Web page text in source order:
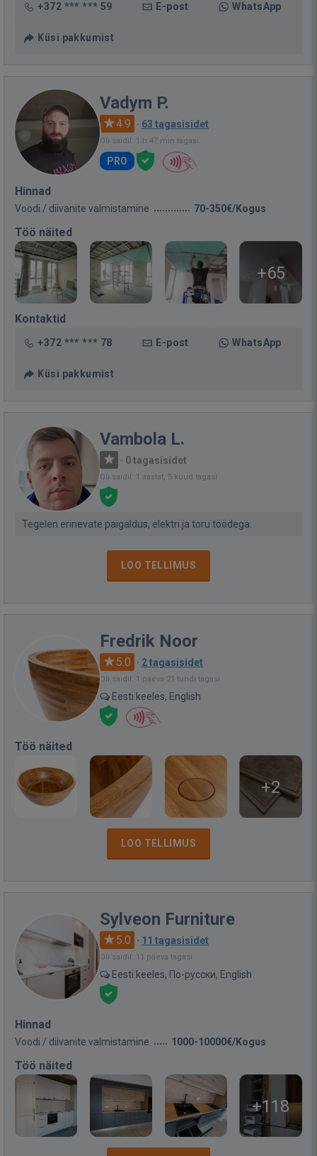
+372 *** *** 59 E-post WhatsApp
Küsi pakkumist
Vadym P.
4.9 · 63 tagasisidet
Oli saidil: 1 h 47 min tagasi
PRO
Hinnad
Voodi / diivanite valmistamine 70-350€/Kogus
Töö näited
+65
Kontaktid
+372 *** *** 78 E-post WhatsApp
Küsi pakkumist
Vambola L.
· 0 tagasisidet
Oli saidil: 1 aastat, 5 kuud tagasi
Tegelen erinevate paigaldus, elektri ja toru töödega.
LOO TELLIMUS
Fredrik Noor
5.0 · 2 tagasisidet
Oli saidil: 1 päeva 21 tundi tagasi
Eesti keeles, English
Töö näited
+2
LOO TELLIMUS
Sylveon Furniture
5.0 · 11 tagasisidet
Oli saidil: 11 päeva tagasi
Eesti keeles, По-русски, English
Hinnad
Voodi / diivanite valmistamine 1000-10000€/Kogus
Töö näited
+118